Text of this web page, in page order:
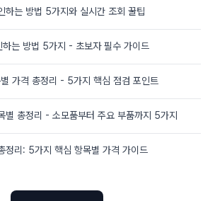
하는 방법 5가지와 실시간 조회 꿀팁
하는 방법 5가지 - 초보자 필수 가이드
가격 총정리 - 5가지 핵심 점검 포인트
별 총정리 - 소모품부터 주요 부품까지 5가지
정리: 5가지 핵심 항목별 가격 가이드